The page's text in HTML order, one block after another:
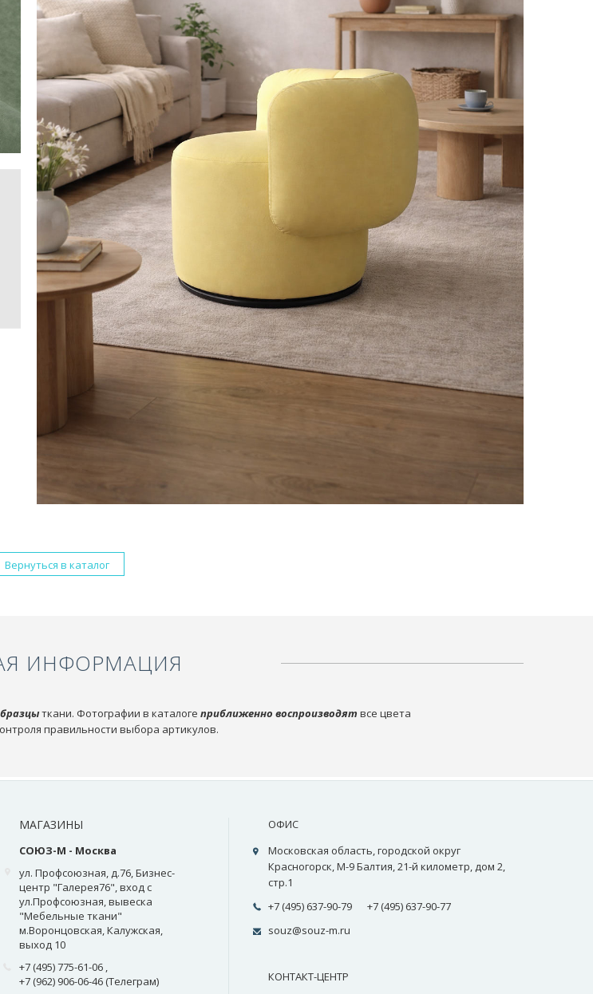
Вернуться в каталог
ИНФОРМАЦИЯ
ткани. Фотографии в каталоге приближенно воспроизводят все цвета
правильности выбора артикулов.
МАГАЗИНЫ
СОЮЗ-М - Москва
ул. Профсоюзная, д.76, Бизнес-
центр "Галерея76", вход с
ул.Профсоюзная, вывеска
"Мебельные ткани"
м.Воронцовская, Калужская,
выход 10
+7 (495) 775-61-06 ,
+7 (962) 906-06-46 (Телеграм)
ОФИС
Московская область, городской округ
Красногорск, М-9 Балтия, 21-й километр, дом 2,
стр.1
+7 (495) 637-90-79
+7 (495) 637-90-77
souz@souz-m.ru
КОНТАКТ-ЦЕНТР